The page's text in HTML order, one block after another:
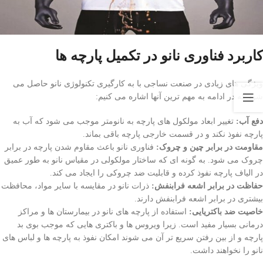
کاربرد فناوری نانو در تکمیل پارچه ها
ویژگی های زیادی در صنعت نساجی با به کارگیری تکنولوژی نانو حاصل می
شود که در ادامه به مهم ترین آنها اشاره می کنیم:
دفع آب: تغییر ابعاد مولکول های پارچه به نانومتر موجب می شود که آب به
پارچه نفوذ نکند و در قسمت خارجی پارچه باقی بماند.
مقاومت در برابر چین و چروک: فناوری نانو باعث مقاوم شدن پارچه در برابر
چروک می شود. به گونه ای که ساختار مولکولی در مقیاس نانو به طور عمیق
در الیاف پارچه نفوذ کرده و قابلیت ضد چروکی را ایجاد می کند.
حفاظت در برابر اشعه فرابنفش: ذرات نانو در مقایسه با سایر مواد، محافظت
بیشتری در برابر اشعه فرابنفش دارند.
خاصیت ضد باکتریایی:
استفاده از پارچه های نانو در بیمارستان ها و مراکز
درمانی بسیار مفید است. زیرا ویروس ها و باکتری هایی که موجب بوی بد
پارچه و از بین رفتن سریع تر آن می شوند امکان نفوذ به پارچه ها و لباس های
نانو را نخواهند داشت.